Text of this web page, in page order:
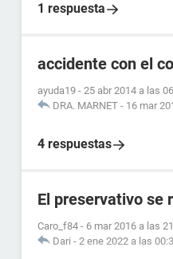
1 respuesta
accidente con el
ayuda19 - 25 abr 2014 a las
DRA. MARNET - 16 mar
4 respuestas
El preservativo se
Caro_f84 - 6 mar 2016 a las
Dari - 2 ene 2022 a las